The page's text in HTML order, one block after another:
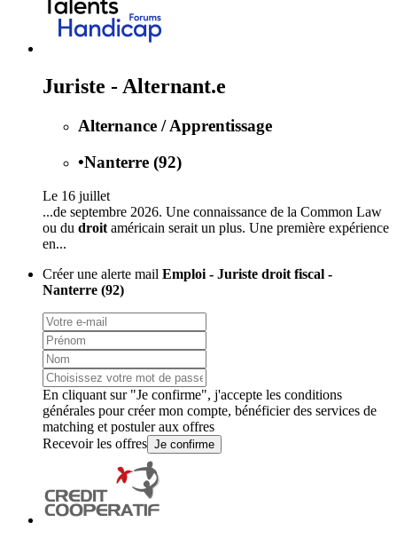
Juriste - Alternant.e
Alternance / Apprentissage
•Nanterre (92)
Le 16 juillet
...de septembre 2026. Une connaissance de la Common Law
ou du droit américain serait un plus. Une première expérience
en...
Créer une alerte mail Emploi - Juriste droit fiscal -
Nanterre (92)
En cliquant sur "Je confirme", j'accepte les conditions
générales pour créer mon compte, bénéficier des services de
matching et postuler aux offres
Recevoir les offres Je confirme